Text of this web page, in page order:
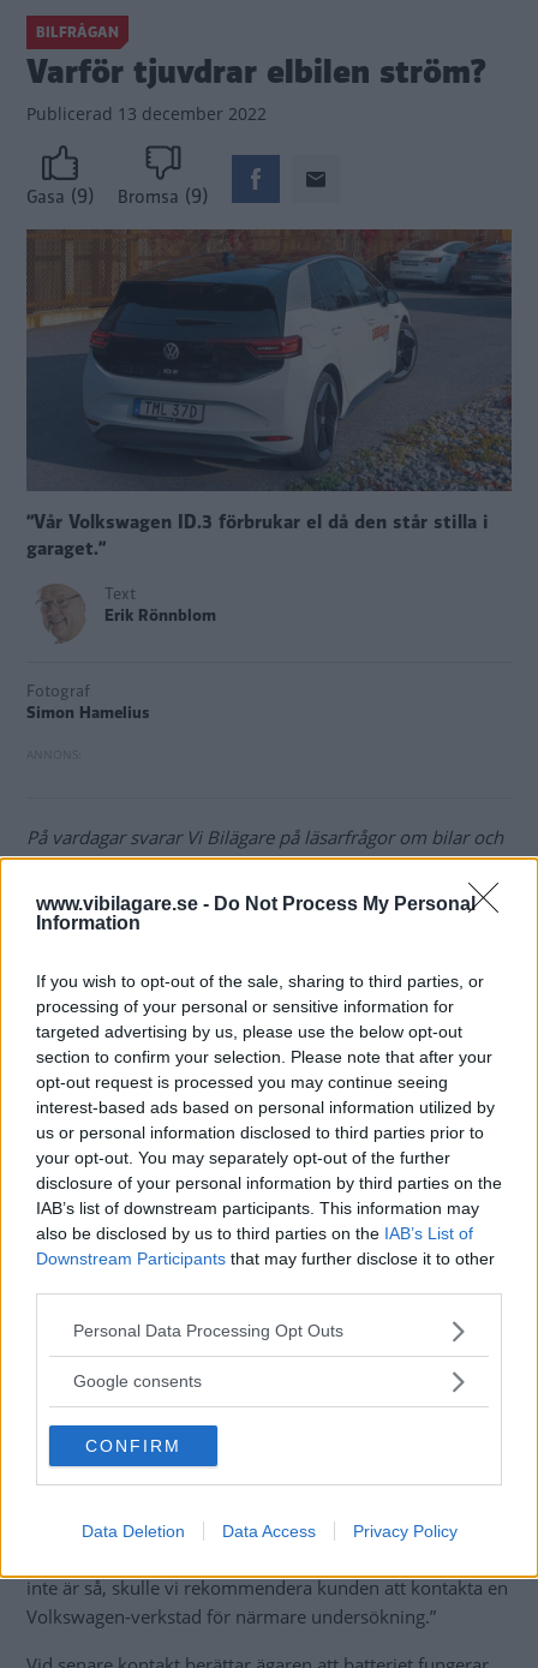
www.vibilagare.se - Do Not Process My Personal
Information
If you wish to opt-out of the sale, sharing to third parties, or
processing of your personal or sensitive information for
targeted advertising by us, please use the below opt-out
section to confirm your selection. Please note that after your
opt-out request is processed you may continue seeing
interest-based ads based on personal information utilized by
us or personal information disclosed to third parties prior to
your opt-out. You may separately opt-out of the further
disclosure of your personal information by third parties on the
IAB’s list of downstream participants. This information may
also be disclosed by us to third parties on the IAB’s List of
Downstream Participants that may further disclose it to other
Please note that this website/app uses one or more Google
not limited to your visit or usage behaviour. You may click to
use your data for below specified purposes in below Google
consent section.
Personal Data Processing Opt Outs
Google consents
CONFIRM
Data Deletion Data Access Privacy Policy
BILFRÅGAN
Varför tjuvdrar elbilen ström?
Publicerad 13 december 2022
Gasa (9) Bromsa (9)
”Vår Volkswagen ID.3 förbrukar el då den står stilla i
garaget.”
Text
Erik Rönnblom
Fotograf
Simon Hamelius
På vardagar svarar Vi Bilägare på läsarfrågor om bilar och
trafik. Vill du att vi ska svara på din fråga? Mejla
tillbilfragan@vibilagare.se .
garaget. Jag kom att uppmärksamma detta då bilen stått i
garaget sex dagar, laddad till 80 procent då den
parkerades, men med bara 64 procent kvar knappt en
vecka senare.
Kollade med verkstaden men fick inte någon förklaring. Är
detta något som andra uppmärksammat?
LP
Svar:Nej, vi kan inte säga att vi noterat att ID.3 tjuvdrar
ID.3. Vi ställde därför denna fråga till Volkswagen Group,
som svarade att batteriet ska hålla laddningen betydligt
längre vid de förhållanden som frågeställaren beskriver.
”Normalt sett så är det ingen förbrukning eftersom
högvoltsbatteriet inte är påkopplat när tändningen är av.
kunden har en återkommande klimatkonditionering
inte är så, skulle vi rekommendera kunden att kontakta en
Volkswagen-verkstad för närmare undersökning.”